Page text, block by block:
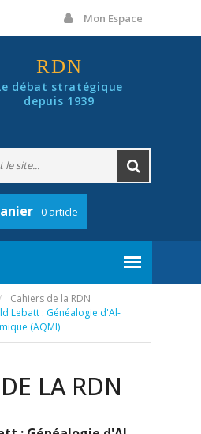
Mon Espace
RDN
débat stratégique
depuis 1939
- 0 article
Cahiers de la RDN
Lebatt : Généalogie d'Al-
(AQMI)
LA RDN